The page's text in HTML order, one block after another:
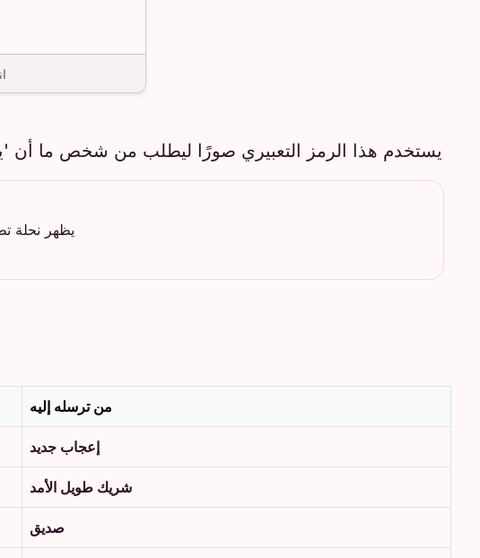
يستخدم هذا الرمز التعبيري صورًا ليطلب من شخص ما
يظهر نحلة
من ترسله إليه
إعجاب جديد
شريك طويل الأمد
صديق